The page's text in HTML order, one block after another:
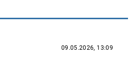
09.05.2026, 13:09